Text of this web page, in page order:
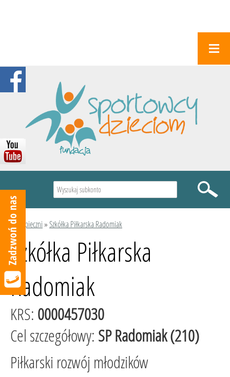
Podopieczni»Szkółka Piłkarska Radomiak
Szkółka Piłkarska
Radomiak
KRS: 0000457030
Cel szczegółowy: SP Radomiak (210)
Piłkarski rozwój młodzików